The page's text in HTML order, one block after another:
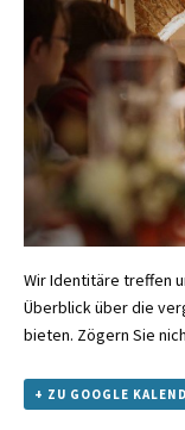
Wir Identitäre treffen
Überblick über die
bieten. Zögern Sie
+ ZU GOOGLE